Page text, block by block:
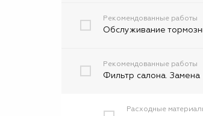
Рекомендованные работы
Обслуживание
Рекомендованные работы
Фильтр салона. Замена
Расходные